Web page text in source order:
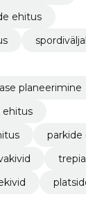
ehitus
planeerimine
ehitus
parkide